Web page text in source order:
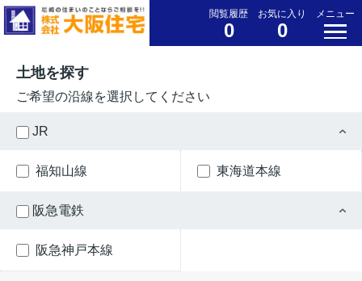
閲覧履歴
0
お気に入り
0
メニュー
土地を探す
ご希望の沿線を選択してください
JR
福知山線 東海道本線
阪急電鉄
阪急神戸本線